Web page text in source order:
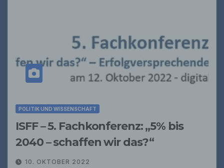
POLITIK UND WISSENSCHAFT
ISFF – 5. Fachkonferenz: „5% bis
2040 – schaffen wir das?“
10. OKTOBER 2022